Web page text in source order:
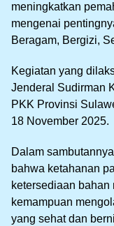
meningkatkan
mengenai
Beragam, Bergizi,
Kegiatan yang
Jenderal Sudirman
PKK Provinsi
18 November 2025.
Dalam
bahwa ketahanan
ketersediaan bahan
kemampuan
yang sehat dan